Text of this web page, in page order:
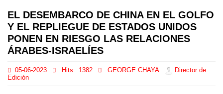
EL DESEMBARCO DE CHINA EN EL GOLFO
Y EL REPLIEGUE DE ESTADOS UNIDOS
PONEN EN RIESGO LAS RELACIONES
ÁRABES-ISRAELÍES
05-06-2023 Hits: 1382 GEORGE CHAYA
Director de
Edición